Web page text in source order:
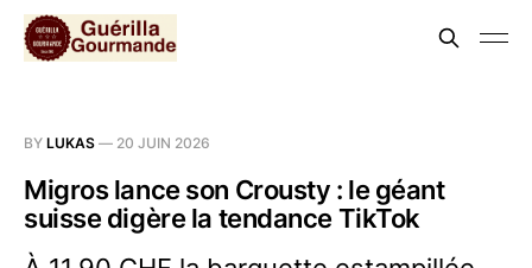
BY LUKAS — 20 JUIN 2026
Migros lance son Crousty : le géant
suisse digère la tendance TikTok